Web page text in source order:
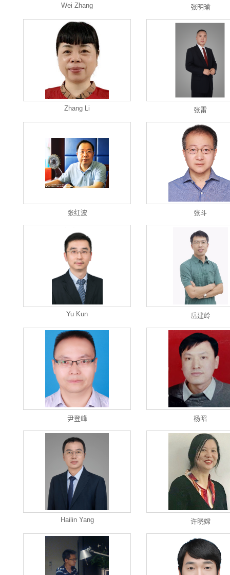
Wei Zhang 张明瑜
Zhang Li 张雷
张红波 张斗
Yu Kun 岳建岭
尹登峰 杨昭
Hailin Yang 许晓嫦